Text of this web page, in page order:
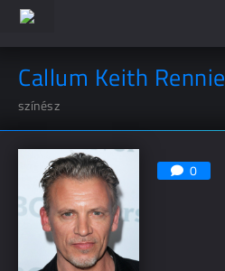
Callum Keith Rennie
színész
0